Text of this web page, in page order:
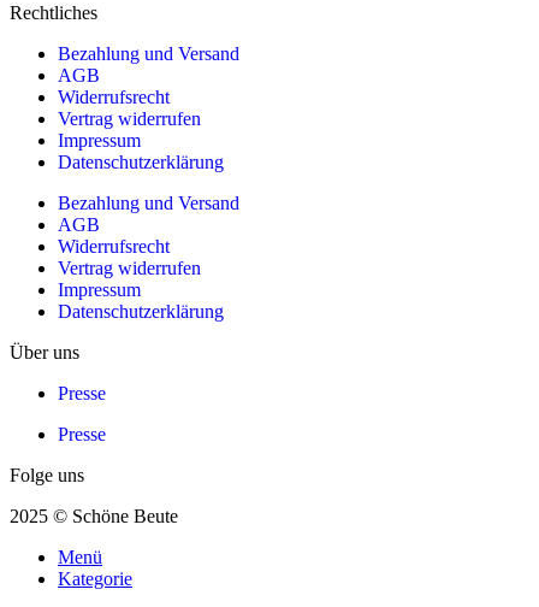
Rechtliches
Bezahlung und Versand
AGB
Widerrufsrecht
Vertrag widerrufen
Impressum
Datenschutzerklärung
Bezahlung und Versand
AGB
Widerrufsrecht
Vertrag widerrufen
Impressum
Datenschutzerklärung
Über uns
Presse
Presse
Folge uns
2025 © Schöne Beute
Menü
Kategorie